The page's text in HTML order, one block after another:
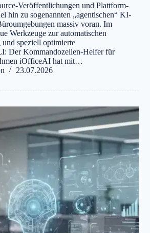
Veröffentlichungen und Plattform-
hin zu sogenannten „agentischen“ KI-
massiv voran. Im
Werkzeuge zur automatischen
speziell optimierte
Der Kommandozeilen-Helfer für
iOfficeAI hat mit…
23.07.2026